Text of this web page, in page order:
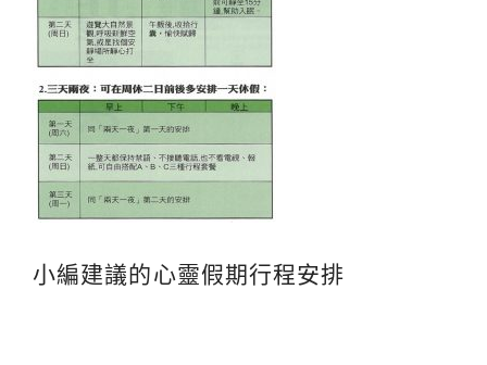
小編建議的心靈假期行程安排